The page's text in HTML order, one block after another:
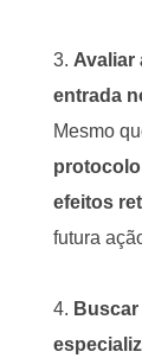
Avaliar
entrada
Mesmo
efeitos
futura